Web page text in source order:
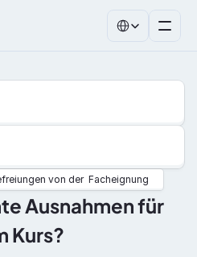
von der  Facheignung
Ausnahmen für
Kurs?